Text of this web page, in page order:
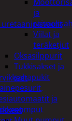
ja
Viilat ja
teräketjut
Oksasilppurit
Tukkisakset ja
sahapukit
ja
uretaanipistoolit